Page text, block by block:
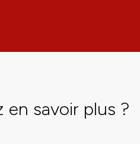
en savoir plus ?